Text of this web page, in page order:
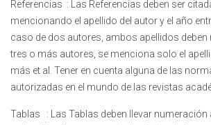
Referencias : Las Referencias deben ser
mencionando el apellido del autor y el año
caso de dos autores, ambos apellidos deben
tres o más autores, se menciona solo el
más et al. Tener en cuenta alguna de las
autorizadas en el mundo de las revistas
Tablas : Las Tablas deben llevar